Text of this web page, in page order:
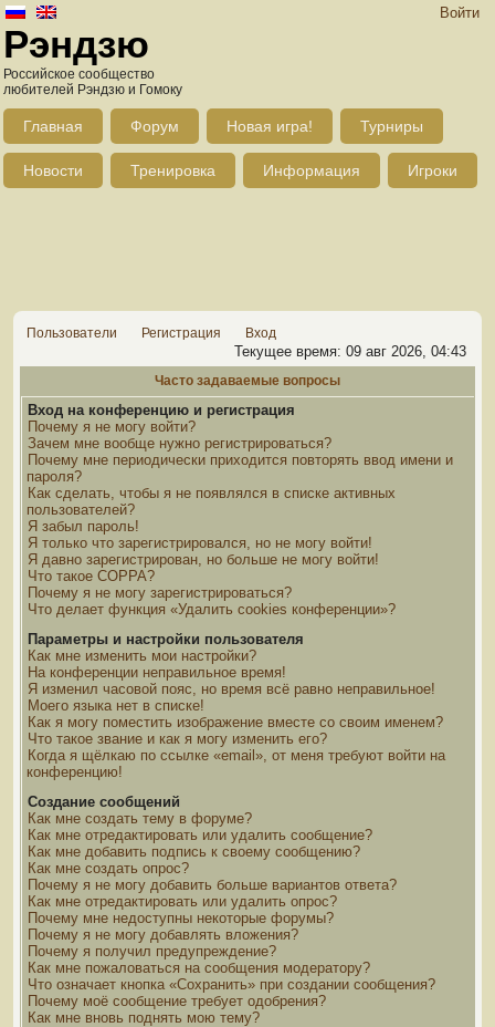
Войти
Рэндзю
Российское сообщество
любителей Рэндзю и Гомоку
Главная Форум Новая игра! Турниры
Новости Тренировка Информация Игроки
Пользователи Регистрация Вход
Текущее время: 09 авг 2026, 04:43
Часто задаваемые вопросы
Вход на конференцию и регистрация
Почему я не могу войти?
Зачем мне вообще нужно регистрироваться?
Почему мне периодически приходится повторять ввод имени и
пароля?
Как сделать, чтобы я не появлялся в списке активных
пользователей?
Я забыл пароль!
Я только что зарегистрировался, но не могу войти!
Я давно зарегистрирован, но больше не могу войти!
Что такое COPPA?
Почему я не могу зарегистрироваться?
Что делает функция «Удалить cookies конференции»?
Параметры и настройки пользователя
Как мне изменить мои настройки?
На конференции неправильное время!
Я изменил часовой пояс, но время всё равно неправильное!
Моего языка нет в списке!
Как я могу поместить изображение вместе со своим именем?
Что такое звание и как я могу изменить его?
Когда я щёлкаю по ссылке «email», от меня требуют войти на
конференцию!
Создание сообщений
Как мне создать тему в форуме?
Как мне отредактировать или удалить сообщение?
Как мне добавить подпись к своему сообщению?
Как мне создать опрос?
Почему я не могу добавить больше вариантов ответа?
Как мне отредактировать или удалить опрос?
Почему мне недоступны некоторые форумы?
Почему я не могу добавлять вложения?
Почему я получил предупреждение?
Как мне пожаловаться на сообщения модератору?
Что означает кнопка «Сохранить» при создании сообщения?
Почему моё сообщение требует одобрения?
Как мне вновь поднять мою тему?